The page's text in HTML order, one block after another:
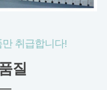
취급합니다!
질